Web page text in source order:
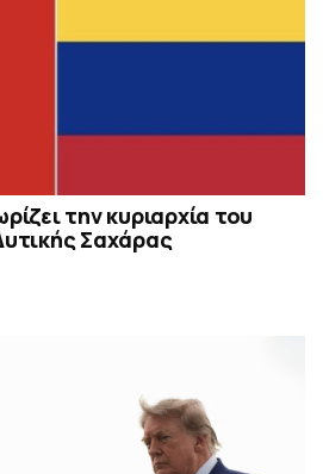
την κυριαρχία του
Σαχάρας